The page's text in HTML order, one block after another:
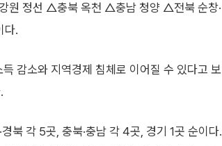
원 정선 △충북 옥천 △충남 청양 △전북 순창·
다.
감소와 지역경제 침체로 이어질 수 있다고 보
북 각 5곳, 충북·충남 각 4곳, 경기 1곳 순이다.